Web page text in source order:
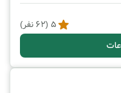
5
(
62 نفر)